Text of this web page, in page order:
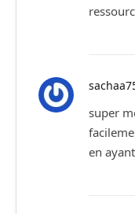
super
en